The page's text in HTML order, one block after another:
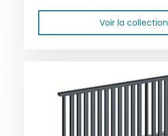
Voir la collection